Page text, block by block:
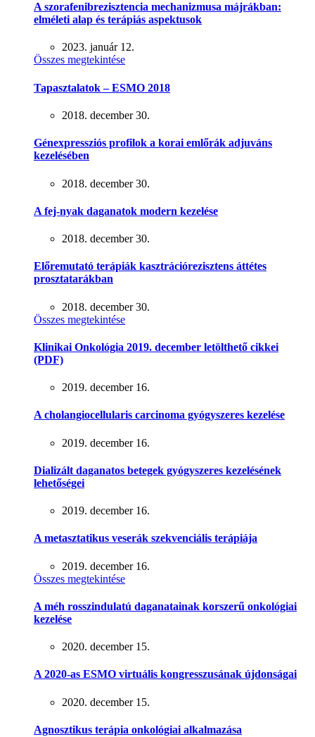
A szorafenibrezisztencia mechanizmusa májrákban:
elméleti alap és terápiás aspektusok
2023. január 12.
Összes megtekintése
Tapasztalatok – ESMO 2018
2018. december 30.
Génexpressziós profilok a korai emlőrák adjuváns
kezelésében
2018. december 30.
A fej-nyak daganatok modern kezelése
2018. december 30.
Előremutató terápiák kasztrációrezisztens áttétes
prosztatarákban
2018. december 30.
Összes megtekintése
Klinikai Onkológia 2019. december letölthető cikkei
(PDF)
2019. december 16.
A cholangiocellularis carcinoma gyógyszeres kezelése
2019. december 16.
Dializált daganatos betegek gyógyszeres kezelésének
lehetőségei
2019. december 16.
A metasztatikus veserák szekvenciális terápiája
2019. december 16.
Összes megtekintése
A méh rosszindulatú daganatainak korszerű onkológiai
kezelése
2020. december 15.
A 2020-as ESMO virtuális kongresszusának újdonságai
2020. december 15.
Agnosztikus terápia onkológiai alkalmazása